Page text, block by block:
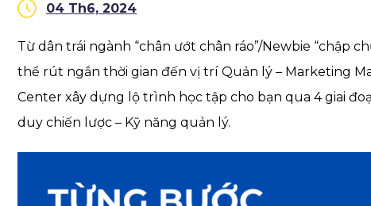
04 Th6, 2024
Từ dân trái ngành “chân ướt chân ráo”/Newbie “chập
thể rút ngắn thời gian đến vị trí Quản lý – Marketing
Center xây dựng lộ trình học tập cho bạn qua 4 giai
duy chiến lược – Kỹ năng quản lý.